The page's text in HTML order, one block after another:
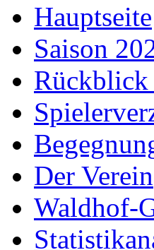
Hauptseite
Saison
Rückblick
Der Verein
Waldhof-